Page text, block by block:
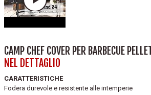
CAMP CHEF COVER PER BARBECUE
NEL DETTAGLIO
CARATTERISTICHE
Fodera durevole e resistente alle intemperie